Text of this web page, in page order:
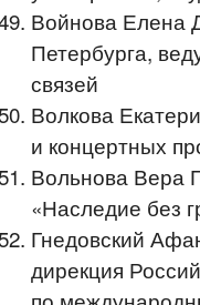
Войнова Елена
Петербурга,
связей
Волкова
и концертных
Вольнова Вера
«Наследие без
Гнедовский
дирекция